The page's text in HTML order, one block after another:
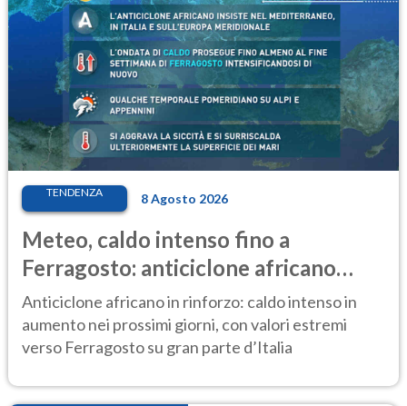
TENDENZA 8 Agosto 2026
Meteo, caldo intenso fino a
Ferragosto: anticiclone africano
ancora protagonista
Anticiclone africano in rinforzo: caldo intenso in
aumento nei prossimi giorni, con valori estremi
verso Ferragosto su gran parte d’Italia